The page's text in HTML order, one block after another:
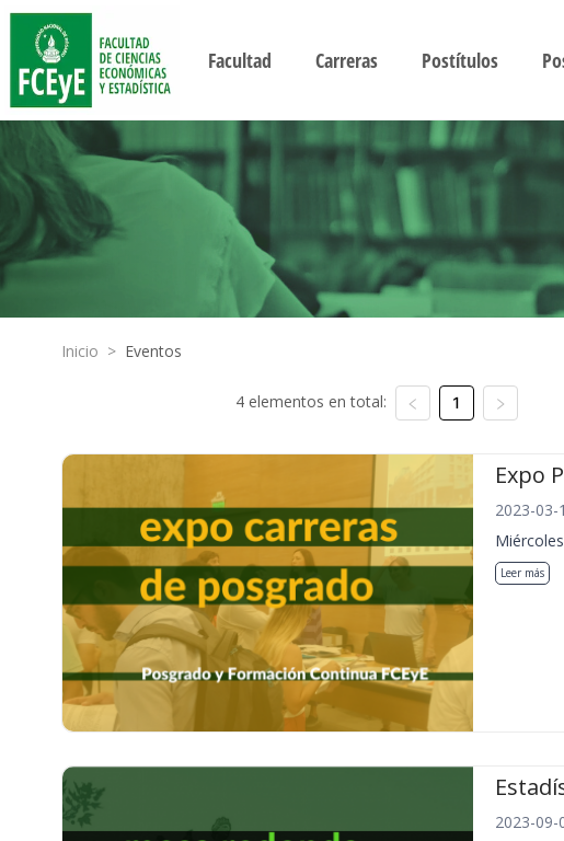
Facultad Carreras Postítulos
Inicio > Eventos
4 elementos en total: 1
Expo
2023-03-
Leer más
2023-09-